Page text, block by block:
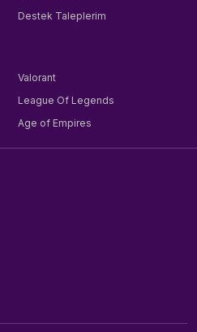
Destek Taleplerim
Valorant
League Of Legends
Age of Empires